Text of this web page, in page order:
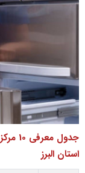
جدول معرفی 10
استان البرز